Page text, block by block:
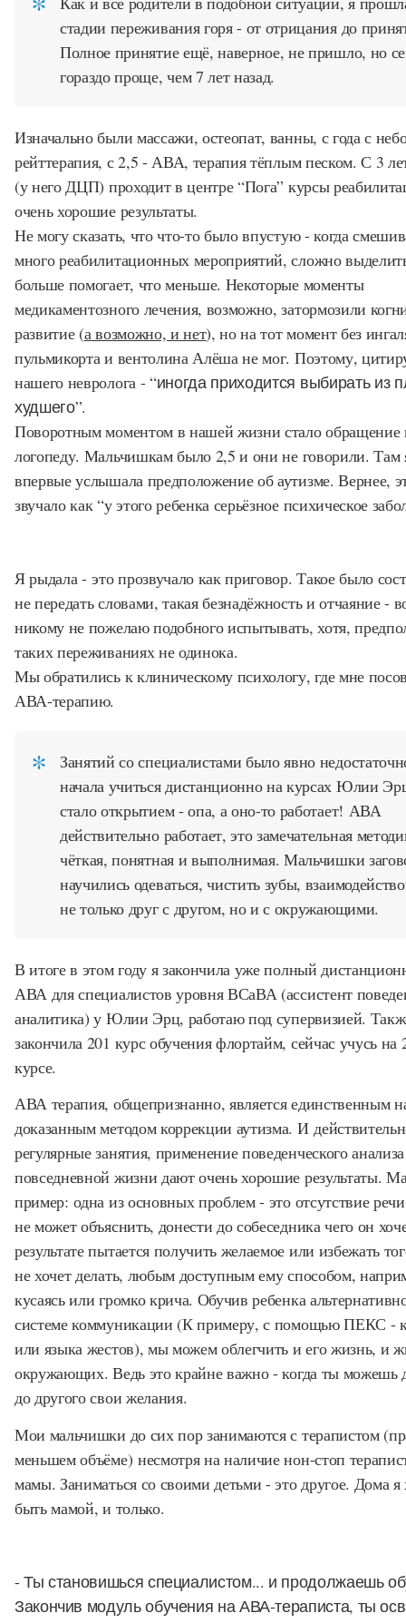
стадии переживания горя - от отрицания до
Полное принятие ещё, наверное, не пришло, но
гораздо проще, чем 7 лет назад.
Изначально были массажи, остеопат, ванны, с года с
рейттерапия, с 2,5 - АВА, терапия тёплым песком. С 3
(у него ДЦП) проходит в центре “Пога” курсы
очень хорошие результаты.
Не могу сказать, что что-то было впустую - когда
много реабилитационных мероприятий, сложно
больше помогает, что меньше. Некоторые моменты
медикаментозного лечения, возможно, затормозили
развитие (а возможно, и нет), но на тот момент без
пульмикорта и вентолина Алёша не мог. Поэтому,
нашего невролога - “иногда приходится выбирать из
худшего”.
Поворотным моментом в нашей жизни стало обращение
логопеду. Мальчишкам было 2,5 и они не говорили. Там
впервые услышала предположение об аутизме. Вернее,
звучало как “у этого ребенка серьёзное психическое
Я рыдала - это прозвучало как приговор. Такое было
не передать словами, такая безнадёжность и отчаяние -
никому не пожелаю подобного испытывать, хотя,
таких переживаниях не одинока.
Мы обратились к клиническому психологу, где мне
АВА-терапию.
Занятий со специалистами было явно
начала учиться дистанционно на курсах Юлии
стало открытием - опа, а оно-то работает! АВА
действительно работает, это замечательная
чёткая, понятная и выполнимая. Мальчишки
научились одеваться, чистить зубы,
не только друг с другом, но и с окружающими.
В итоге в этом году я закончила уже полный
АВА для специалистов уровня ВСаВА (ассистент
аналитика) у Юлии Эрц, работаю под супервизией.
закончила 201 курс обучения флортайм, сейчас учусь на
курсе.
АВА терапия, общепризнанно, является единственным
доказанным методом коррекции аутизма. И
регулярные занятия, применение поведенческого
повседневной жизни дают очень хорошие результаты.
пример: одна из основных проблем - это отсутствие
не может объяснить, донести до собеседника чего он
результате пытается получить желаемое или избежать
не хочет делать, любым доступным ему способом,
кусаясь или громко крича. Обучив ребенка
системе коммуникации (К примеру, с помощью ПЕКС -
или языка жестов), мы можем облегчить и его жизнь, и
окружающих. Ведь это крайне важно - когда ты можешь
до другого свои желания.
Мои мальчишки до сих пор занимаются с терапистом
меньшем объёме) несмотря на наличие нон-стоп
мамы. Заниматься со своими детьми - это другое. Дома я
быть мамой, и только.
- Ты становишься специалистом... и продолжаешь
Закончив модуль обучения на АВА-тераписта, ты